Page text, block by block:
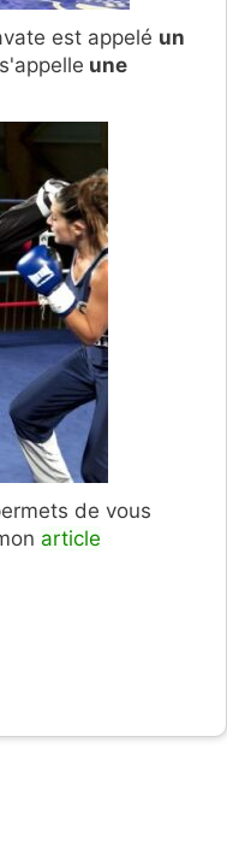
est appelé un
une
de vous
article